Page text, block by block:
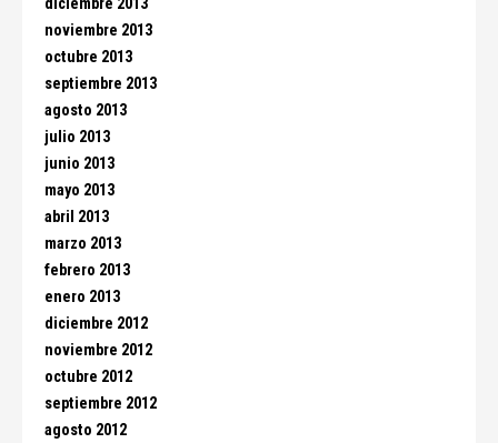
diciembre 2013
noviembre 2013
octubre 2013
septiembre 2013
agosto 2013
julio 2013
junio 2013
mayo 2013
abril 2013
marzo 2013
febrero 2013
enero 2013
diciembre 2012
noviembre 2012
octubre 2012
septiembre 2012
agosto 2012